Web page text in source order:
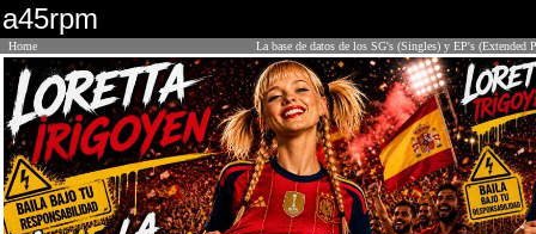
a45rpm
Home La base de datos de los SG's (Singles) y EP's (Extended